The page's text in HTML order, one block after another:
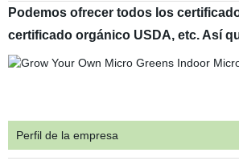
Podemos ofrecer todos los
certificado orgánico USDA, etc. Así
Perfil de la empresa